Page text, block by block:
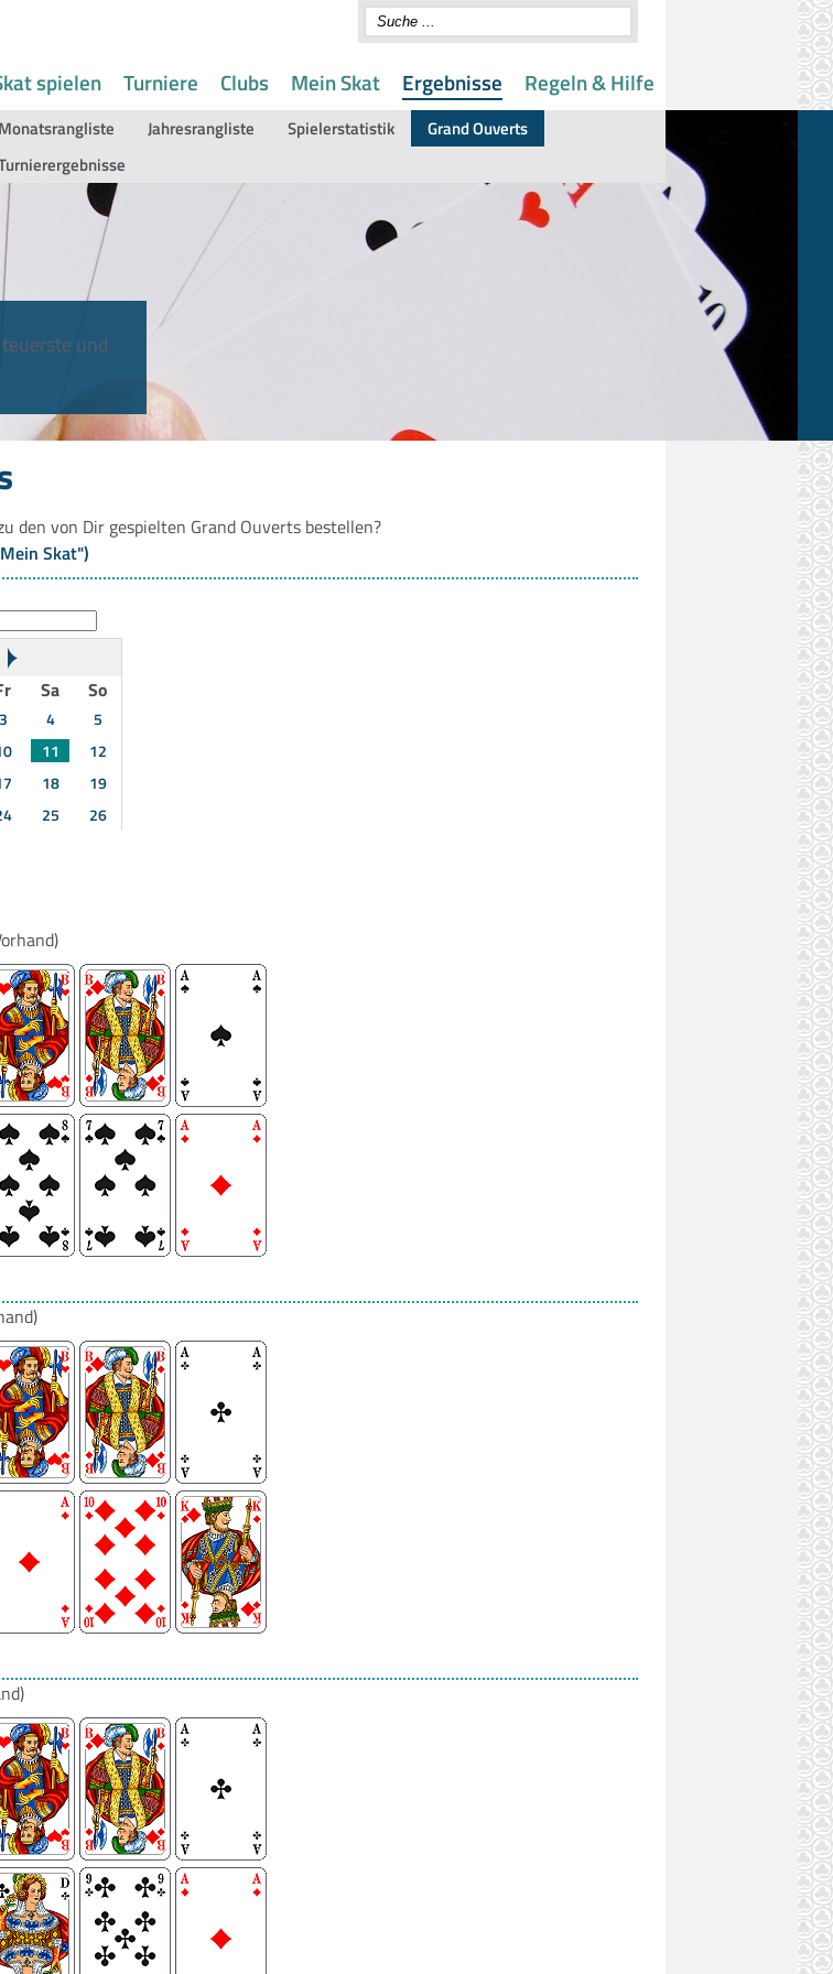
spielen Turniere Clubs Mein Skat Ergebnisse
Monatsrangliste Jahresrangliste Spielerstatistik
Grand Ouverts
Regeln & Hilfe
und
den von Dir gespielten Grand Ouverts bestellen?
Skat")
Sa So
3 4
5
11
12
18
19
25
26